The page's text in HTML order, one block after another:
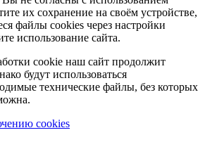
их сохранение на своём устройстве,
файлы cookies через настройки
использование сайта.
cookie наш сайт продолжит
будут использоваться
технические файлы, без которых
cookies